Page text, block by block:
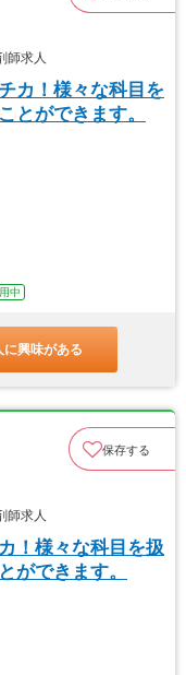
求人
カ！様々な科目を
とができます。
中
に興味がある
保存する
求人
！様々な科目を扱
ができます。